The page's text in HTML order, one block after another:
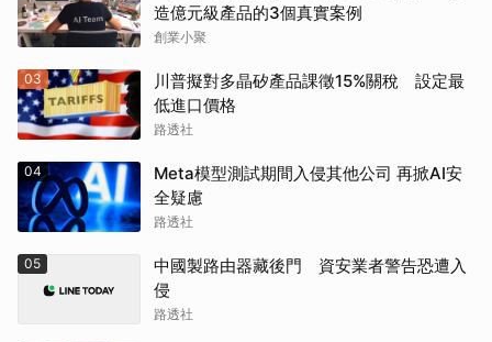
造億元級產品的3個真實案例
創業小聚
03
川普擬對多晶矽產品課徵15%關稅 設定最
低進口價格
路透社
04
Meta模型測試期間入侵其他公司 再掀AI安
全疑慮
路透社
05
中國製路由器藏後門 資安業者警告恐遭入
侵
路透社